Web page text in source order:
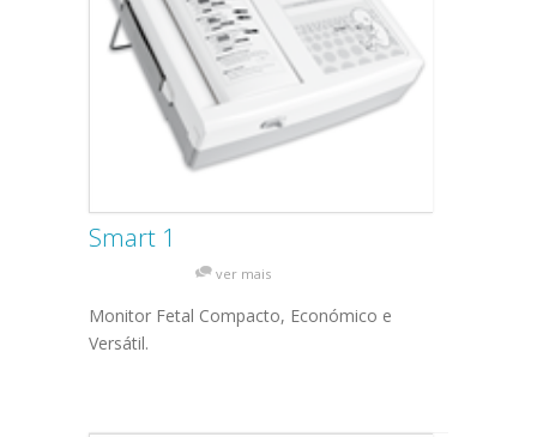
Smart 1
ver mais
Monitor Fetal Compacto, Económico e
Versátil.